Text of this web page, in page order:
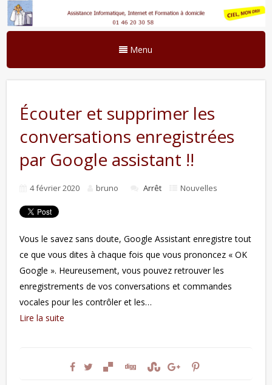
Menu
Écouter et supprimer les
conversations enregistrées
par Google assistant !!
4 février 2020 bruno Arrêt Nouvelles
Vous le savez sans doute, Google Assistant enregistre tout
ce que vous dites à chaque fois que vous prononcez « OK
Google ». Heureusement, vous pouvez retrouver les
enregistrements de vos conversations et commandes
vocales pour les contrôler et les…
Lire la suite